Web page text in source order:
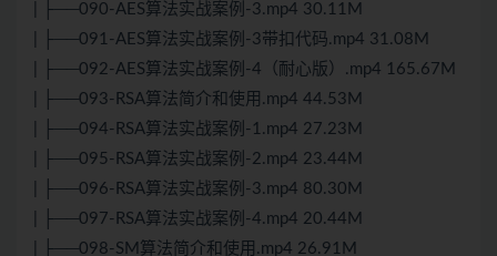
| ├──090-AES算法实战案例-3.mp4 30.11M
| ├──091-AES算法实战案例-3带扣代码.mp4 31.08M
| ├──092-AES算法实战案例-4（耐心版）.mp4 165.67M
| ├──093-RSA算法简介和使用.mp4 44.53M
| ├──094-RSA算法实战案例-1.mp4 27.23M
| ├──095-RSA算法实战案例-2.mp4 23.44M
| ├──096-RSA算法实战案例-3.mp4 80.30M
| ├──097-RSA算法实战案例-4.mp4 20.44M
| ├──098-SM算法简介和使用.mp4 26.91M